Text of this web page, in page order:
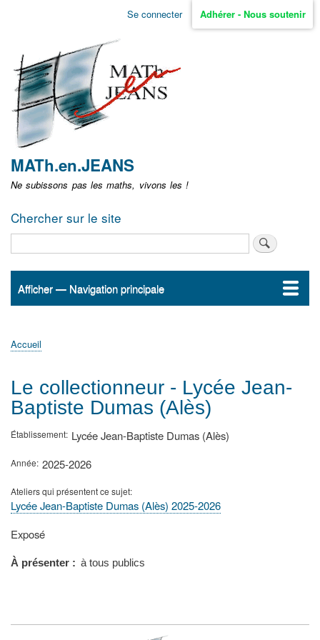
Aller
non
identifié
Se connecter Adhérer - Nous soutenir
MATh.en.JEANS
Ne subissons pas les maths, vivons les !
Chercher sur le site
Navigation
Afficher — Navigation principale
Accueil
ActualitésMATh.en.JEANS ?
Régions et Ateliers
Créer, gérer un atelier
Sujets/Publications
Congrès
d'Ariane
Accueil
Le collectionneur - Lycée Jean-
Baptiste Dumas (Alès)
Établissement Lycée Jean-Baptiste Dumas (Alès)
Année 2025-2026
Ateliers qui présentent ce sujet
Lycée Jean-Baptiste Dumas (Alès) 2025-2026
Type
présentation
Exposé
À présenter à tous publics